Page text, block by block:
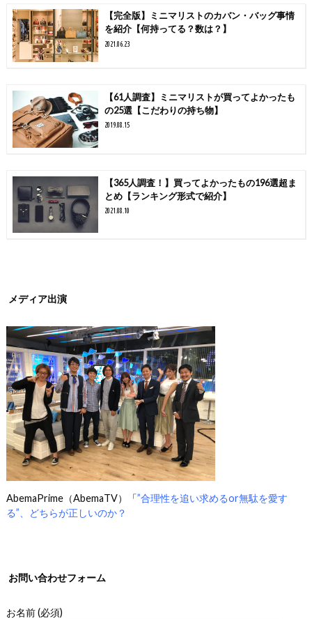
【完全版】ミニマリストのカバン・バッグ事情
を紹介【何持ってる？数は？】
2021.06.23
【61人調査】ミニマリストが買ってよかったも
の25選【こだわりの持ち物】
2019.08.15
【365人調査！】買ってよかったもの196選超ま
とめ【ランキング形式で紹介】
2021.08.10
メディア出演
AbemaPrime（AbemaTV）「”合理性を追い求めるor無駄を愛す
る”、どちらが正しいのか？
お問い合わせフォーム
お名前 (必須)